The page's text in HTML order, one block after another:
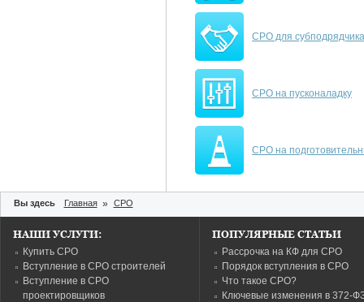
СРО для
СРО на пусконаладку
СРО на
Вы здесь Главная » СРО
НАШИ УСЛУГИ:
Купить СРО
Вступление в СРО строителей
Вступление в СРО
проектировщиков
ПОПУЛЯРНЫЕ СТАТЬИ
Рассрочка на КФ для СРО
Порядок вступления в СРО
Что такое СРО?
Ключевые изменения в 372-